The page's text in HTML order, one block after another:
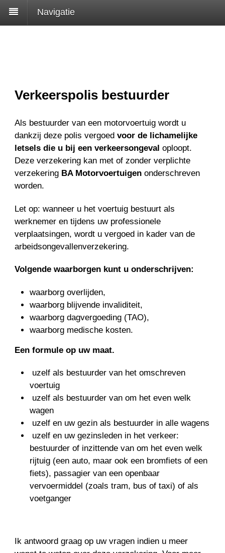
Navigatie
Verkeerspolis bestuurder
Als bestuurder van een motorvoertuig wordt u
dankzij deze polis vergoedvoor de lichamelijke
letsels die u bij een verkeersongeval oploopt.
Deze verzekering kan met of zonder verplichte
verzekering BA Motorvoertuigen onderschreven
worden.
Let op: wanneer u het voertuig bestuurt als
werknemer en tijdens uw professionele
verplaatsingen, wordt u vergoed in kader van de
arbeidsongevallenverzekering.
Volgende waarborgen kunt u onderschrijven:
waarborg overlijden,
waarborg blijvende invaliditeit,
waarborg dagvergoeding (TAO),
waarborg medische kosten.
Een formule op uw maat.
uzelf als bestuurder van het omschreven
voertuig
uzelf als bestuurder van om het even welk
wagen
uzelf en uw gezin als bestuurder in alle wagens
uzelf en uw gezinsleden in het verkeer:
bestuurder of inzittende van om het even welk
rijtuig (een auto, maar ook een bromfiets of een
fiets), passagier van een openbaar
vervoermiddel (zoals tram, bus of taxi) of als
voetganger
Ik antwoord graag op uw vragen indien u meer